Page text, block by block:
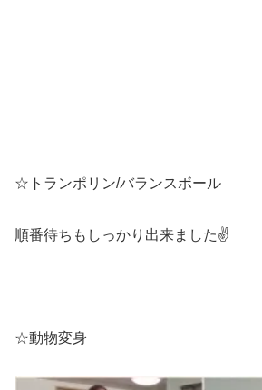
☆トランポリン/バランスボール
順番待ちもしっかり出来ました✌
☆動物変身